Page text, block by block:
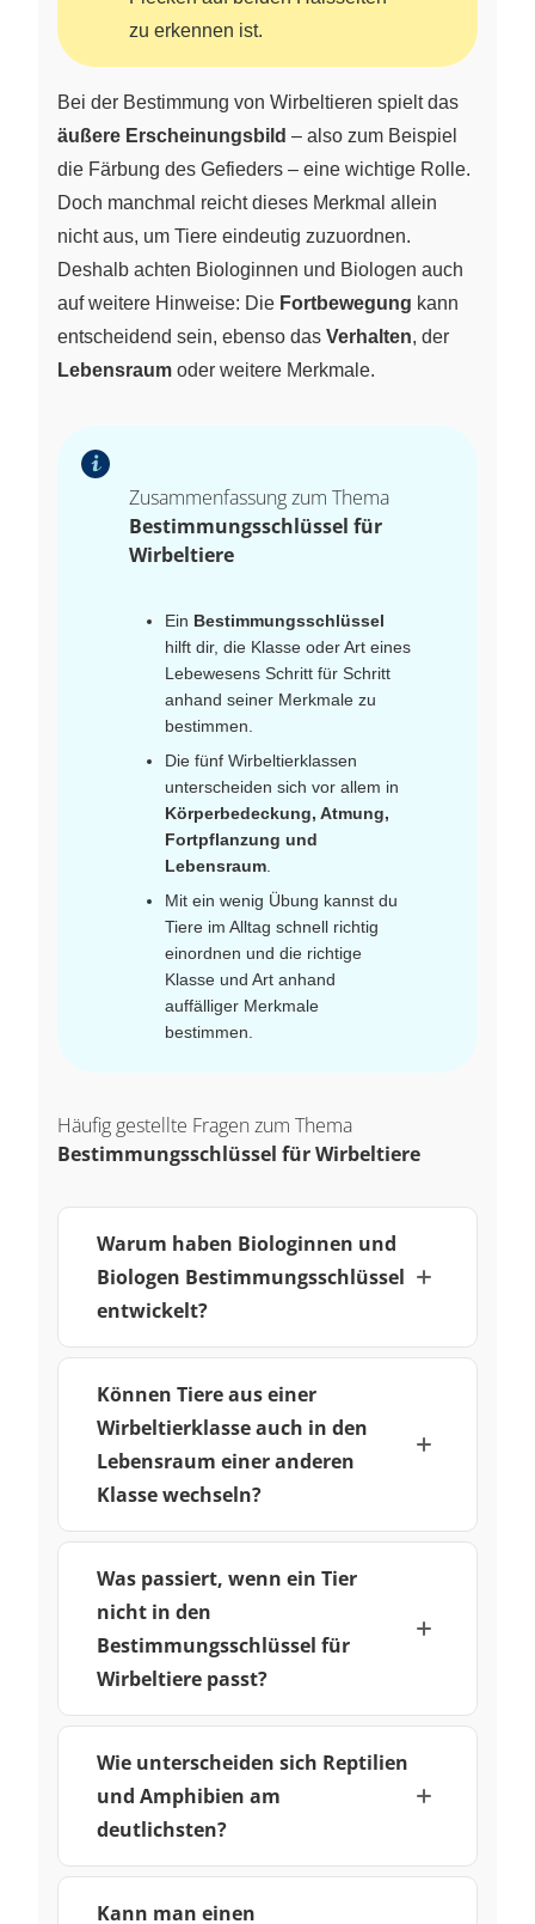
zu erkennen ist.
Bei der Bestimmung von Wirbeltieren spielt das
äußere Erscheinungsbild – also zum Beispiel
die Färbung des Gefieders – eine wichtige Rolle.
Doch manchmal reicht dieses Merkmal allein
nicht aus, um Tiere eindeutig zuzuordnen.
Deshalb achten Biologinnen und Biologen auch
auf weitere Hinweise: Die Fortbewegung kann
entscheidend sein, ebenso das Verhalten, der
Lebensraum oder weitere Merkmale.
Zusammenfassung zum Thema
Bestimmungsschlüssel für
Wirbeltiere
Ein Bestimmungsschlüssel
hilft dir, die Klasse oder Art eines
Lebewesens Schritt für Schritt
anhand seiner Merkmale zu
bestimmen.
Die fünf Wirbeltierklassen
unterscheiden sich vor allem in
Körperbedeckung, Atmung,
Fortpflanzung und
Lebensraum
Mit ein wenig Übung kannst du
Tiere im Alltag schnell richtig
einordnen und die richtige
Klasse und Art anhand
auffälliger Merkmale
bestimmen.
Häufig gestellte Fragen zum Thema
Bestimmungsschlüssel für Wirbeltiere
Warum haben Biologinnen und
Biologen Bestimmungsschlüssel
entwickelt?
Können Tiere aus einer
Wirbeltierklasse auch in den
Lebensraum einer anderen
Klasse wechseln?
Was passiert, wenn ein Tier
nicht in den
Bestimmungsschlüssel für
Wirbeltiere passt?
Wie unterscheiden sich Reptilien
und Amphibien am
deutlichsten?
Kann man einen